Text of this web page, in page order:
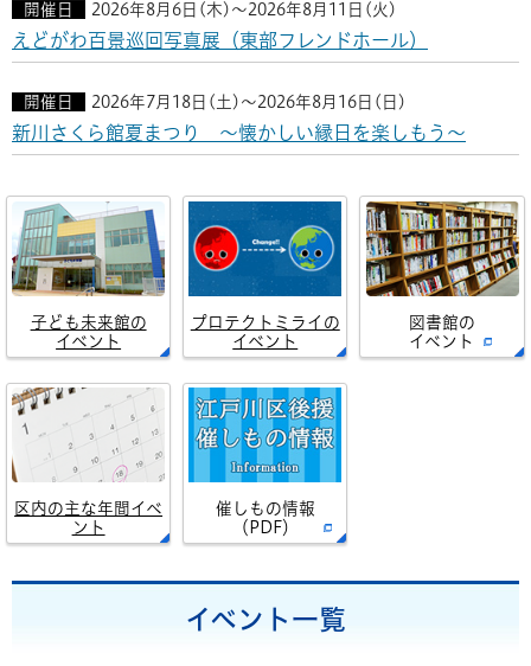
開催日 2026年8月6日(木)～2026年8月11日(火)
えどがわ百景巡回写真展（東部フレンドホール）
開催日 2026年7月18日(土)～2026年8月16日(日)
新川さくら館夏まつり ～懐かしい縁日を楽しもう～
子ども未来館の
イベント
プロテクトミライの
イベント
図書館の
イベント
区内の主な年間イベ
ント
催しもの情報
（PDF）
イベント一覧